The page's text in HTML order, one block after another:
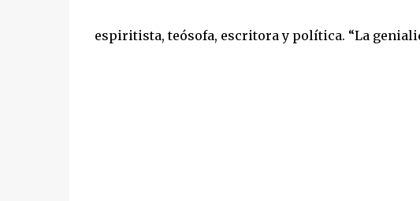
espiritista, teósofa, escritora y política. “La